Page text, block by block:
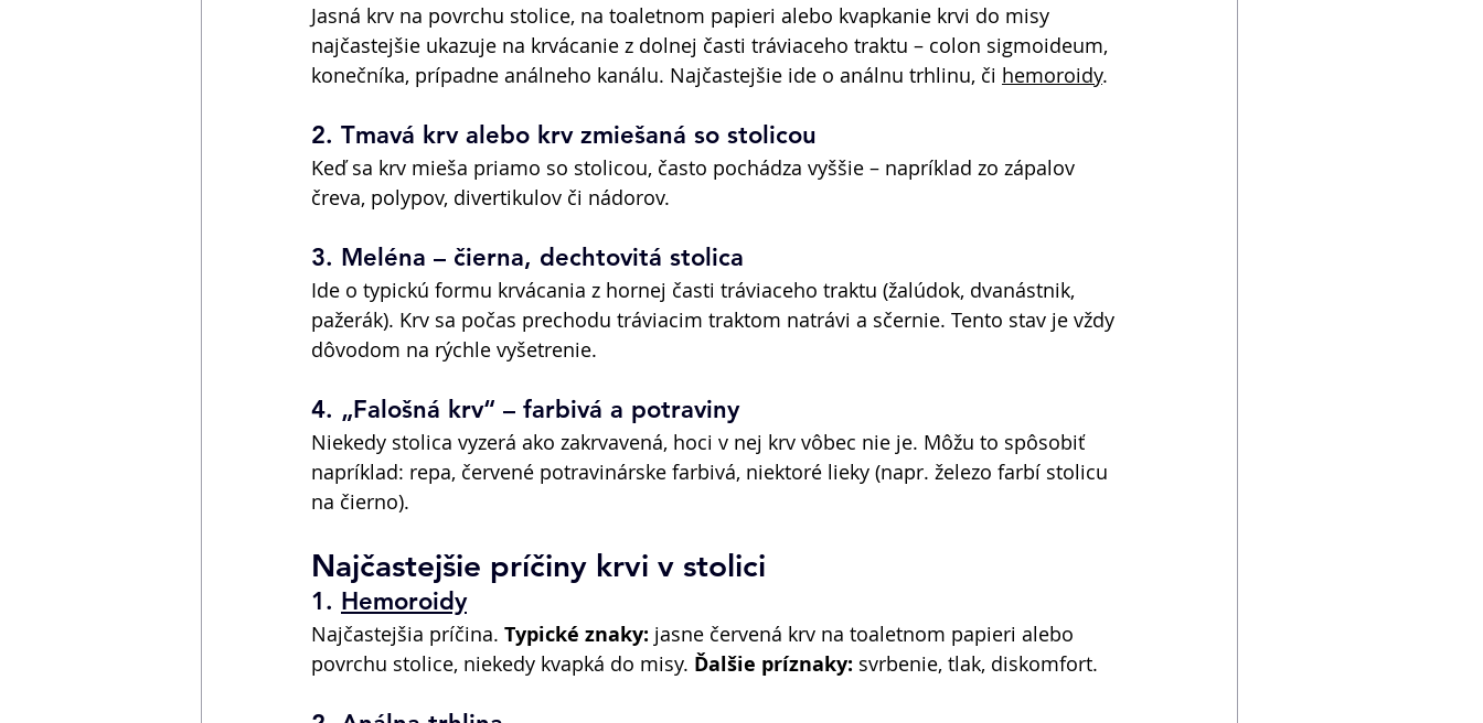
Jasná krv na povrchu stolice, na toaletnom papieri alebo kvapkanie krvi do misy
najčastejšie ukazuje na krvácanie z dolnej časti tráviaceho traktu – colon sigmoideum,
konečníka, prípadne análneho kanálu. Najčastejšie ide o análnu trhlinu, či hemoroidy.
2. Tmavá krv alebo krv zmiešaná so stolicou
Keď sa krv mieša priamo so stolicou, často pochádza vyššie – napríklad zo zápalov
čreva, polypov, divertikulov či nádorov.
3. Meléna – čierna, dechtovitá stolica
Ide o typickú formu krvácania z hornej časti tráviaceho traktu (žalúdok, dvanástnik,
pažerák). Krv sa počas prechodu tráviacim traktom natrávi a sčernie. Tento stav je vždy
dôvodom na rýchle vyšetrenie.
4. „Falošná krv“ – farbivá a potraviny
Niekedy stolica vyzerá ako zakrvavená, hoci v nej krv vôbec nie je. Môžu to spôsobiť
napríklad: repa, červené potravinárske farbivá, niektoré lieky (napr. železo farbí stolicu
na čierno).
Najčastejšie príčiny krvi v stolici
1. Hemoroidy
Najčastejšia príčina. Typické znaky: jasne červená krv na toaletnom papieri alebo
povrchu stolice, niekedy kvapká do misy. Ďalšie príznaky: svrbenie, tlak, diskomfort.